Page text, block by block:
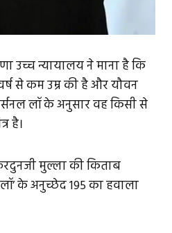
उच्च न्यायालय ने माना है कि
से कम उम्र की है और यौवन
लॉ के अनुसार वह किसी से
है।
मुल्ला की किताब
के अनुच्छेद 195 का हवाला